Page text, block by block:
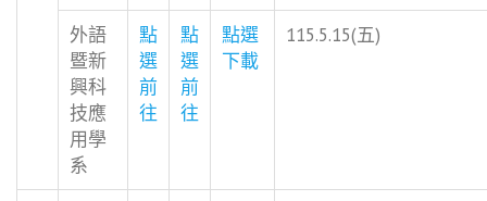
外語
暨新
興科
技應
用學
系
點
選
前
往
點
選
前
往
點選
下載
115.5.15(五)